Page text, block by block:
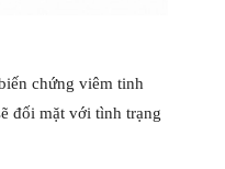
chứng viêm tinh
đối mặt với tình trạng